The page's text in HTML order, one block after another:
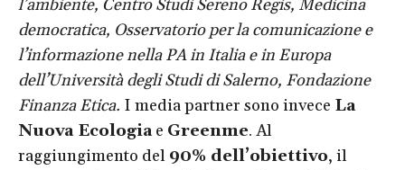
l’ambiente, Centro Studi Sereno Regis, Medicina
democratica, Osservatorio per la comunicazione e
l’informazione nella PA in Italia e in Europa
dell’Università degli Studi di Salerno, Fondazione
Finanza Etica. I media partner sono invece La
Nuova Ecologiae Greenme. Al
raggiungimento del 90% dell’obiettivo, il